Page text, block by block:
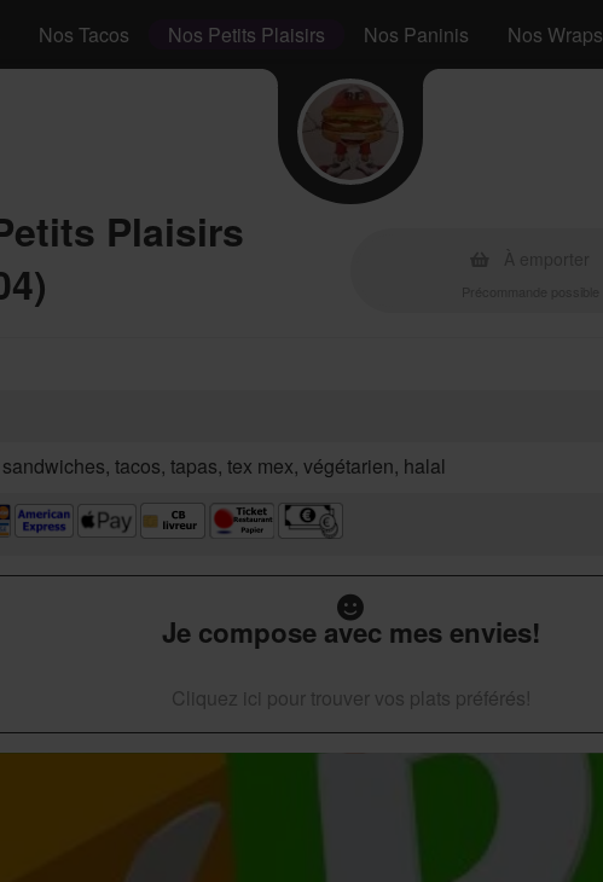
Nos Tacos Nos Petits Plaisirs Nos Paninis Nos Wraps
Plaisirs
tacos, tapas, tex mex, végétarien, halal
Je compose avec mes envies!
Cliquez ici pour trouver vos plats préférés!